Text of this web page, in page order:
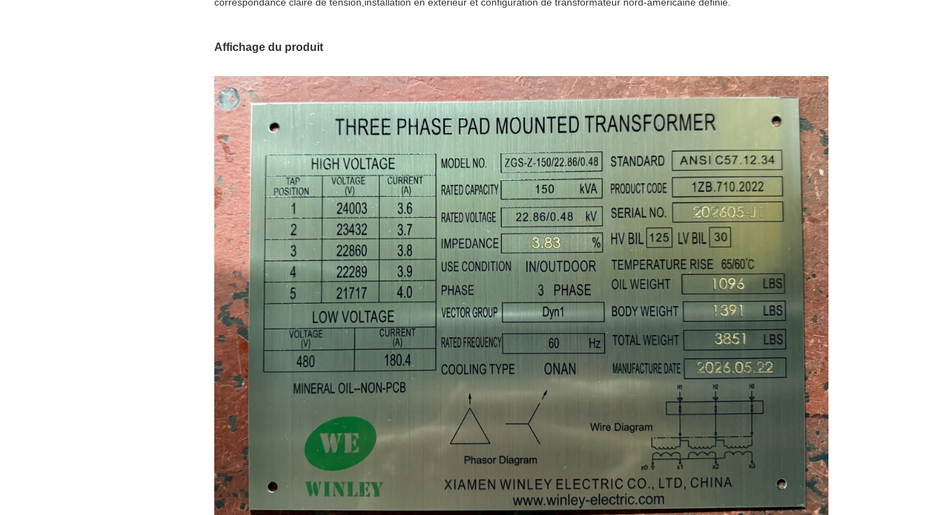
Affichage du produit